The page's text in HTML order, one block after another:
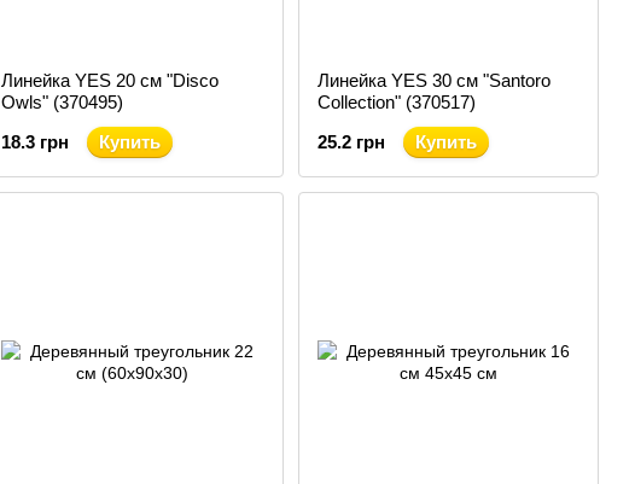
Линейка YES 20 см "Disco
Owls" (370495)
18.3 грн
Купить
Линейка YES 30 см "Santoro
Collection" (370517)
25.2 грн
Купить